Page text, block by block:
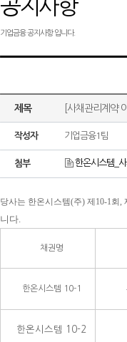
공지사항
기업금융 공지사항 입니다.
제목 [사채관리계약
작성자 기업금융1팀
첨부 한온시스템_
당사는 한온시스템(주) 제10-1회
니다.
채권명
한온시스템 10-1
한온시스템 10-2